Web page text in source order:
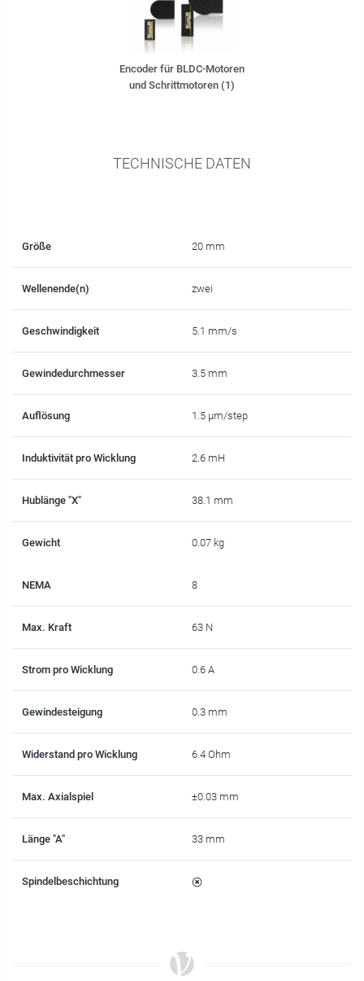
Encoder für BLDC-Motoren
und Schrittmotoren (1)
TECHNISCHE DATEN
Größe 20 mm
Wellenende(n) zwei
Geschwindigkeit 5.1 mm/s
Gewindedurchmesser 3.5 mm
Auflösung 1.5 µm/step
Induktivität pro Wicklung 2.6 mH
Hublänge "X" 38.1 mm
Gewicht 0.07 kg
NEMA 8
Max. Kraft 63 N
Strom pro Wicklung 0.6 A
Gewindesteigung 0.3 mm
Widerstand pro Wicklung 6.4 Ohm
Max. Axialspiel ±0.03 mm
Länge "A" 33 mm
Spindelbeschichtung